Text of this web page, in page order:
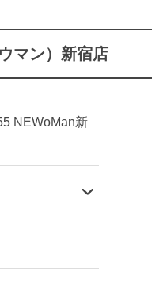
マン）新宿店
NEWoMan新